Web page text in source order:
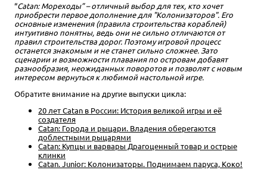
“Catan: Мореходы” – отличный выбор для тех, кто хочет
приобрести первое дополнение для "Колонизаторов". Его
основные изменения (правила строительства кораблей)
интуитивно понятны, ведь они не сильно отличаются от
правил строительства дорог. Поэтому игровой процесс
останется знакомым и не станет сильно сложнее. Зато
сценарии и возможности плавания по островам добавят
разнообразия, неожиданных поворотов и позволят с новым
интересом вернуться к любимой настольной игре.
Обратите внимание на другие выпуски цикла:
20 лет Catan в России: История великой игры и её
создателя
Catan: Города и рыцари. Владения оберегаются
доблестными рыцарями
Catan: Купцы и варвары Драгоценный товар и острые
клинки
Catan. Junior: Колонизаторы. Поднимаем паруса, Коко!